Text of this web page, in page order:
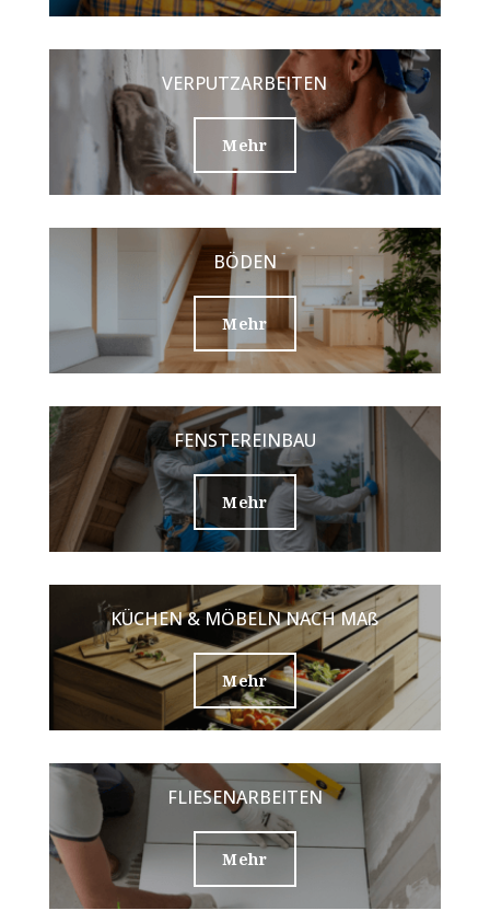
VERPUTZARBEITEN
Mehr
BÖDEN
Mehr
FENSTEREINBAU
Mehr
KÜCHEN & MÖBELN NACH MAß
Mehr
FLIESENARBEITEN
Mehr